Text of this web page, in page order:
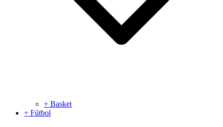
+ Basket
+ Fútbol